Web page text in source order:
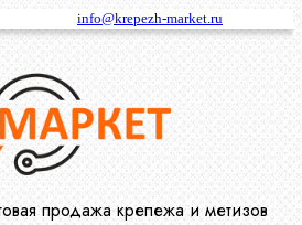
info@krepezh-market.ru
продажа крепежа и метизов